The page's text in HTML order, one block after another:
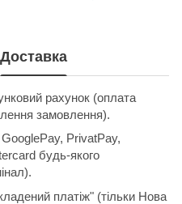
Доставка
рахунок (оплата
замовлення).
PrivatPay,
будь-якого
платіж" (тільки Нова